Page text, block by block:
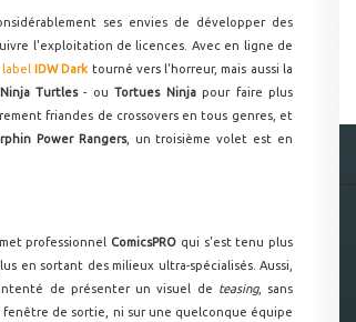
ses envies de développer des
l'exploitation de licences. Avec en ligne de
IDW Dark tourné vers l'horreur, mais aussi la
Turtles- ouTortues Ninjapour faire plus
friandes de crossovers en tous genres, et
Power Rangers, un troisième volet est en
professionnel ComicsPRO qui s'est tenu plus
en sortant des milieux ultra-spécialisés. Aussi,
de présenter un visuel de teasing, sans
de sortie, ni sur une quelconque équipe